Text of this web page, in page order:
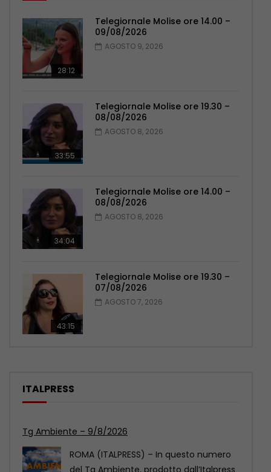
28:12
Telegiornale Molise ore 14.00 –
09/08/2026
AGOSTO 9, 2026
33:55
Telegiornale Molise ore 19.30 –
08/08/2026
AGOSTO 8, 2026
34:04
Telegiornale Molise ore 14.00 –
08/08/2026
AGOSTO 8, 2026
43:15
Telegiornale Molise ore 19.30 –
07/08/2026
AGOSTO 7, 2026
ITALPRESS
Tg Ambiente – 9/8/2026
ROMA (ITALPRESS) – In questo numero
del Tg Ambiente, prodotto dall’Italpress